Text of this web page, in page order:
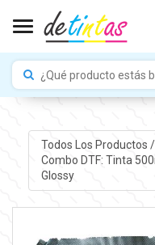
Toggle navigation
Todos Los Productos /
Combo DTF: Tinta
Glossy